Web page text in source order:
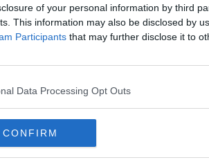
of your personal information by third
This information may also be disclosed by
Participants that may further disclose it to
Data Processing Opt Outs
CONFIRM